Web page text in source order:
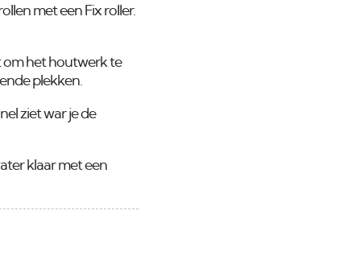
met een Fix roller.
om het houtwerk te
plekken.
ziet war je de
klaar met een